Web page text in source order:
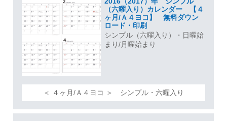
（六曜入り）カレンダー 【４
ヶ月/Ａ４ヨコ】 無料ダウン
ロード・印刷
シンプル（六曜入り）・日曜始
まり/月曜始まり
＜ ４ヶ月/Ａ４ヨコ ＞ シンプル・六曜入り